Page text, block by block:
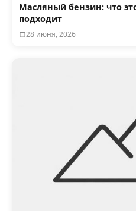
Масляный бензин: что
подходит
28 июня, 2026